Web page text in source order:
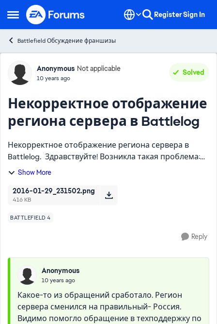
Open Side Menu
Skip to content RegisterSign In
Battlefield Обсуждение франшизы
Forum Discussion
Anonymous Not applicable
10 years ago
Solved
Некорректное отображение
региона сервера в Battlelog
Некорректное отображение региона сервера в
Battlelog. Здравствуйте! Возникла такая проблема:
некорректно отображается регион сервера в
Германия, хотя ...
Show More
2016-01-29_231502.png
416 KB
BATTLEFIELD 4
Reply
Anonymous
10 years ago
Какое-то из обращений сработало. Регион
сервера сменился на правильный- Россия.
Видимо помогло обращение в техподдержку по